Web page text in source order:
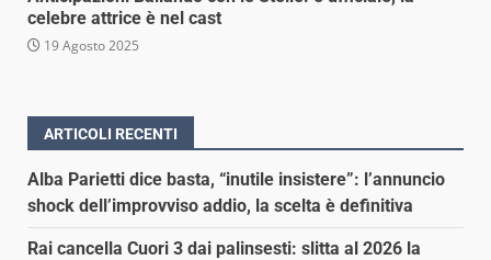
celebre attrice è nel cast
19 Agosto 2025
ARTICOLI RECENTI
Alba Parietti dice basta, “inutile insistere”: l’annuncio
shock dell’improvviso addio, la scelta è definitiva
Rai cancella Cuori 3 dai palinsesti: slitta al 2026 la